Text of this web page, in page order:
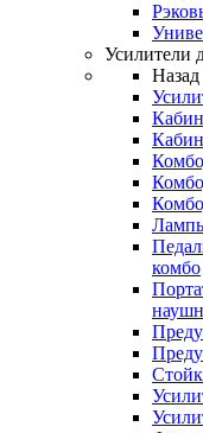
Усилители
Назад
комбо